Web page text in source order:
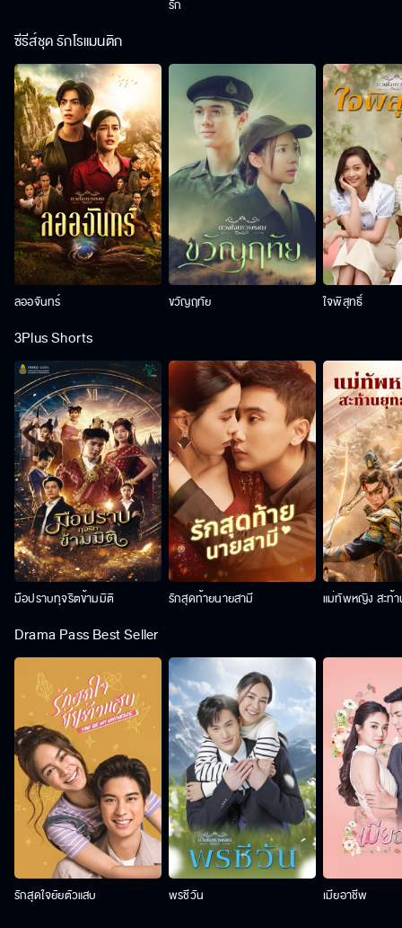
รัก
ซีรีส์ชุด รักโรแมนติก
ลออจันทร์ ขวัญฤทัย ใจพิสุทธิ์
3Plus Shorts
มือปราบทุจริตข้ามมิติ รักสุดท้ายนายสามี แม่ทัพหญิง สะท้
Drama Pass Best Seller
รักสุดใจยัยตัวแสบ พรชีวัน เมียอาชีพ